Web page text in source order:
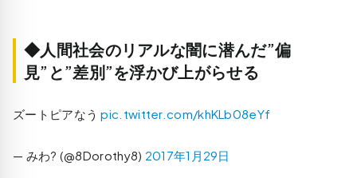
◆人間社会のリアルな闇に潜んだ”偏
見”と”差別”を浮かび上がらせる
ズートピアなうpic.twitter.com/khKLb08eYf
— みわ? (@8Dorothy8) 2017年1月29日